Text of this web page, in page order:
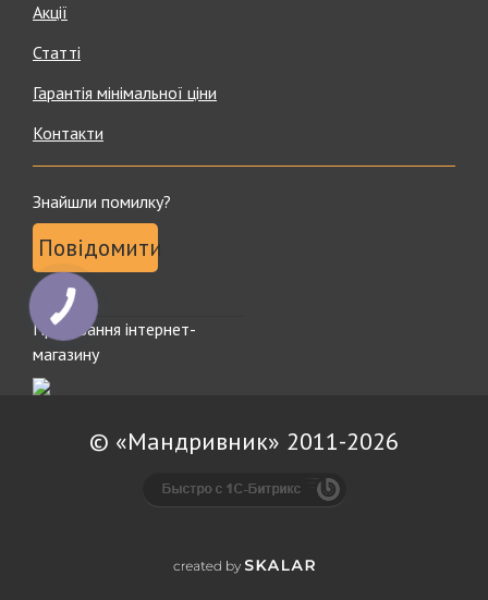
Акції
Статті
Гарантія мінімальної ціни
Контакти
Знайшли помилку?
Повідомити
Просування інтернет-
магазину
© «Мандривник» 2011-2026